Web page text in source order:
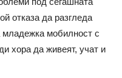
отказа да разгледа
младежка мобилност с
хора да живеят, учат и